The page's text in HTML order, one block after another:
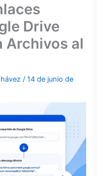
Drive
Archivos al
/14 de junio de